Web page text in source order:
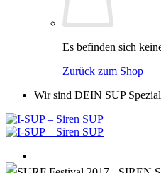
Es befinden sich
Zurück zum Shop
Wir sind DEIN SUP